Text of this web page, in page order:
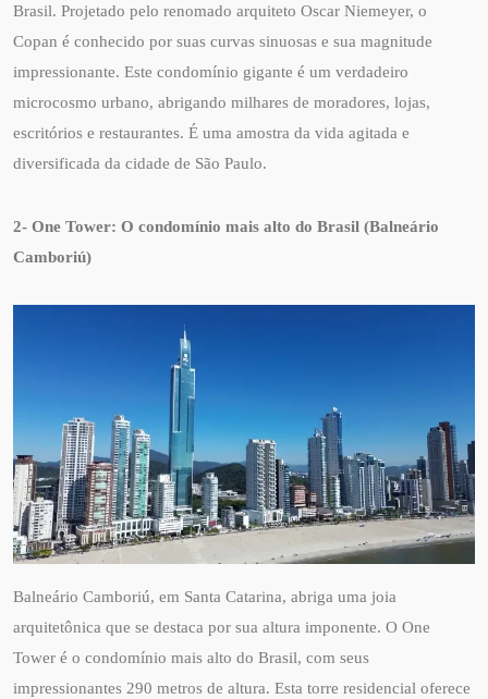
Brasil. Projetado pelo renomado arquiteto Oscar Niemeyer, o
Copan é conhecido por suas curvas sinuosas e sua magnitude
impressionante. Este condomínio gigante é um verdadeiro
microcosmo urbano, abrigando milhares de moradores, lojas,
escritórios e restaurantes. É uma amostra da vida agitada e
diversificada da cidade de São Paulo.
2- One Tower: O condomínio mais alto do Brasil (Balneário
Camboriú)
Balneário Camboriú, em Santa Catarina, abriga uma joia
arquitetônica que se destaca por sua altura imponente. O One
Tower é o condomínio mais alto do Brasil, com seus
impressionantes 290 metros de altura. Esta torre residencial oferece